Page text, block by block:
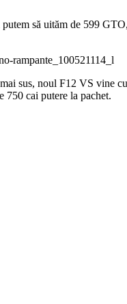
putem să uităm de 599
sus, noul F12 VS vine
750 cai putere la pachet.